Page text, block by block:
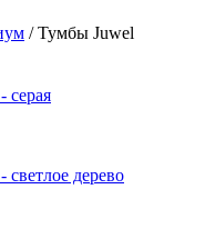
/Тумбы Juwel
серая
дерево